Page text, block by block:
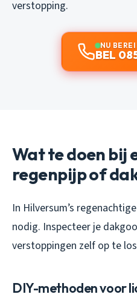
verstopping.
NU
BEL
Wat te doen bij
regenpijp of
In Hilversum’s
nodig. Inspecteer je
verstoppingen zelf op te
DIY-methoden voor